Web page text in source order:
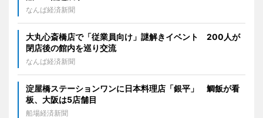
なんば経済新聞
大丸心斎橋店で「従業員向け」謎解きイベント 200人が
閉店後の館内を巡り交流
なんば経済新聞
淀屋橋ステーションワンに日本料理店「銀平」 鯛飯が看
板、大阪は5店舗目
船場経済新聞